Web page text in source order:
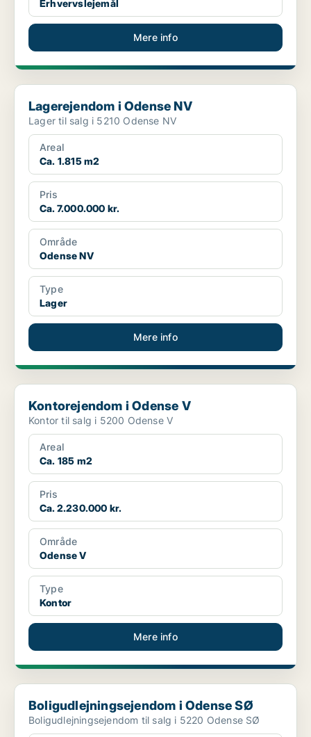
Erhvervslejemål
Mere info
Lagerejendom i Odense NV
Lagerejendom i Odense NV
Lager til salg i 5210 Odense NV
Areal
Ca. 1.815 m2
Pris
Ca. 7.000.000 kr.
Område
Odense NV
Type
Lager
Mere info
Kontorejendom i Odense V
Kontorejendom i Odense V
Kontor til salg i 5200 Odense V
Areal
Ca. 185 m2
Pris
Ca. 2.230.000 kr.
Område
Odense V
Type
Kontor
Mere info
Boligudlejningsejendom i Odense SØ
Boligudlejningsejendom i Odense SØ
Boligudlejningsejendom til salg i 5220 Odense SØ